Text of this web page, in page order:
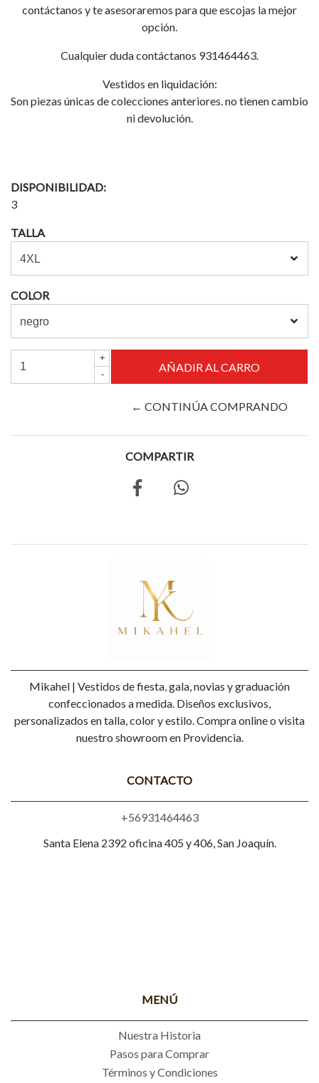
contáctanos y te asesoraremos para que escojas la mejor
opción.
Cualquier duda contáctanos 931464463.
Vestidos en liquidación:
Son piezas únicas de colecciones anteriores. no tienen cambio
ni devolución.
DISPONIBILIDAD:
3
TALLA
COLOR
+
-
← CONTINÚA COMPRANDO
COMPARTIR
Mikahel | Vestidos de fiesta, gala, novias y graduación
confeccionados a medida. Diseños exclusivos,
personalizados en talla, color y estilo. Compra online o visita
nuestro showroom en Providencia.
CONTACTO
+56931464463
Santa Elena 2392 oficina 405 y 406, San Joaquín.
MENÚ
Nuestra Historia
Pasos para Comprar
Términos y Condiciones